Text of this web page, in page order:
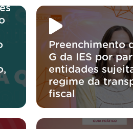
Preenchimento
G da IES por
entidades
regime da
fiscal